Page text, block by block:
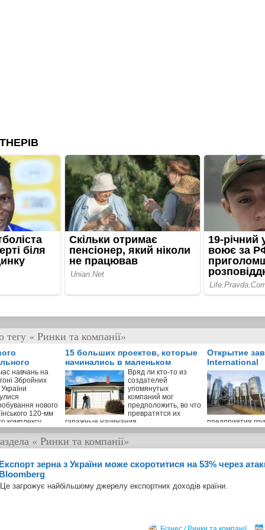
тегу « Ринки та компанії»
навчань на
Збройних
нового
120-мм
комплексу
присутній
безпеки і
Турчинов.
15 больших проектов, которые
начинались в маленьком
гараже
Вряд ли кто-то из
создателей
упомянутых
компаний мог
предположить, во что
превратятся их
гаражные начинания
Открытие
International
предприятия
Inkerman
« Ринки та компанії»
зерна з України може скоротитися на 53% через
Це загрожує найбільшому джерелу експортних доходів країни.